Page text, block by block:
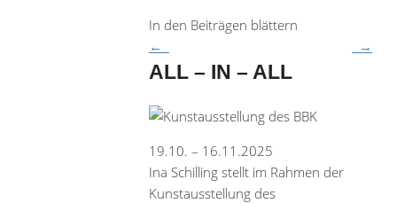
In den Beiträgen blättern
→
←
ALL – IN – ALL
19.10. – 16.11.2025
Ina Schilling stellt im Rahmen der
Kunstausstellung des